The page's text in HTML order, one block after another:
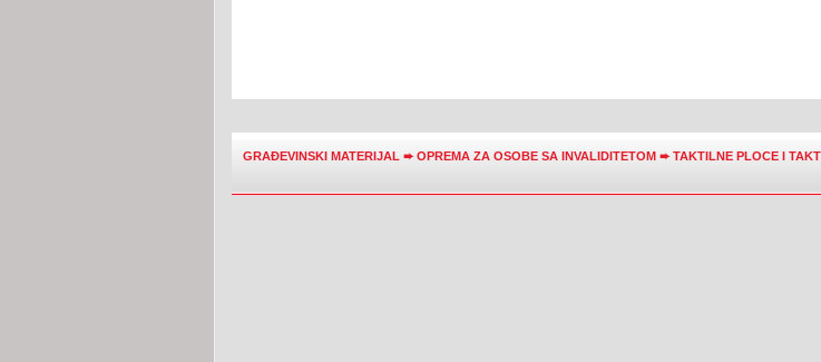
GRAĐEVINSKI MATERIJAL ➨OPREMA ZA OSOBE SA INVALIDITETOM ➨TAKTILNE PLOCE I